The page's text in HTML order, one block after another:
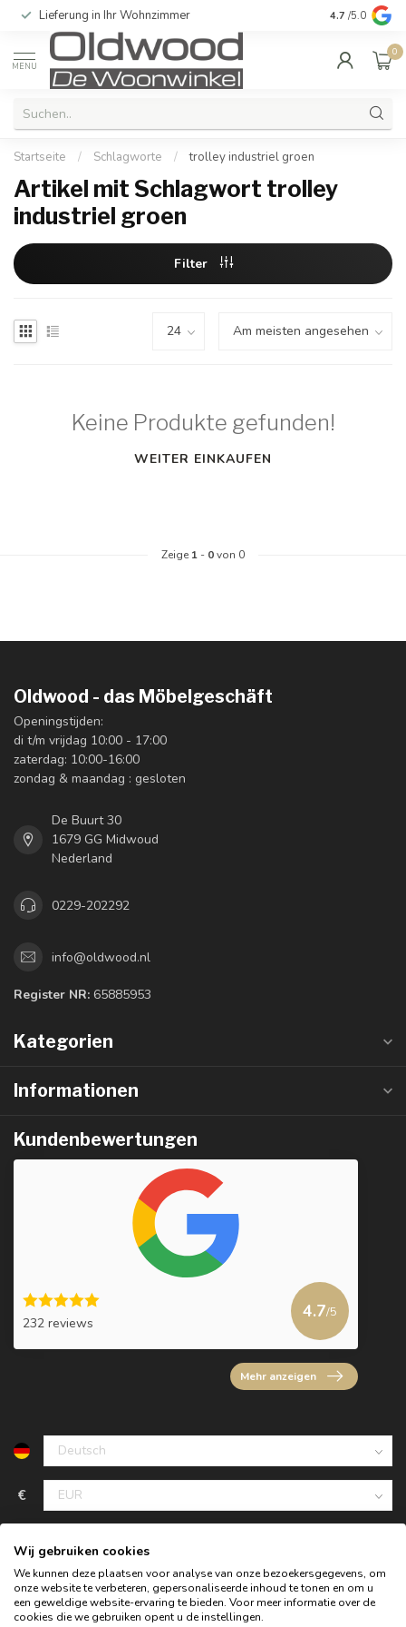
Lieferung in Ihr Wohnzimmer Qualität und
4.7 /5.0
MENU
0
Startseite / Schlagworte / trolley industriel groen
Artikel mit Schlagwort trolley
industriel groen
Filter
Keine Produkte gefunden!
WEITER EINKAUFEN
Zeige 1 - 0von 0
Oldwood - das Möbelgeschäft
Openingstijden:
di t/m vrijdag 10:00 - 17:00
zaterdag: 10:00-16:00
zondag & maandag : gesloten
De Buurt 30
1679 GG Midwoud
Nederland
0229-202292
info@oldwood.nl
Register NR: 65885953
Kategorien
Informationen
Kundenbewertungen
232 reviews
4.7/5
Mehr anzeigen
€
Wij gebruiken cookies
We kunnen deze plaatsen voor analyse van onze bezoekersgegevens, om
onze website te verbeteren, gepersonaliseerde inhoud te tonen en om u
een geweldige website-ervaring te bieden. Voor meer informatie over de
cookies die we gebruiken opent u de instellingen.